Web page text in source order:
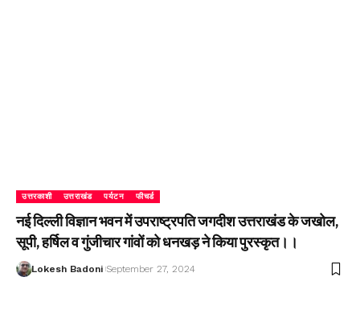
उत्तरकाशी उत्तराखंड पर्यटन फीचर्ड
नई दिल्ली विज्ञान भवन में उपराष्ट्रपति जगदीश उत्तराखंड के जखोल,
सूपी, हर्षिल व गुंजीचार गांवों को धनखड़ ने किया पुरस्कृत।।
Lokesh Badoni September 27, 2024